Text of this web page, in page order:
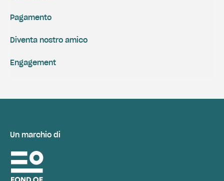
Pagamento
Engagement
Diventa nostro amico
Un marchio di